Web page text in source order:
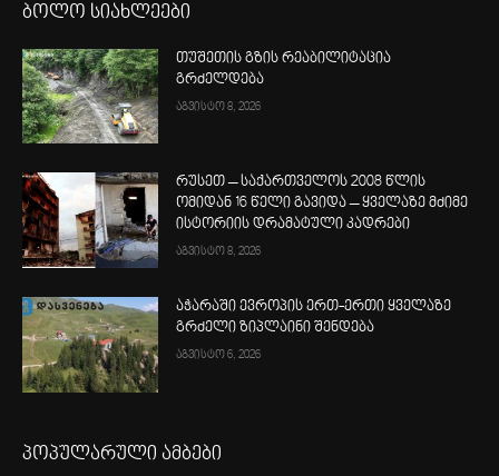
ბოლო სიახლეები
თუშეთის გზის რეაბილიტაცია
გრძელდება
აგვისტო 8, 2026
რუსეთ – საქართველოს 2008 წლის
ომიდან 16 წელი გავიდა – ყველაზე მძიმე
ისტორიის დრამატული კადრები
აგვისტო 8, 2026
აჭარაში ევროპის ერთ-ერთი ყველაზე
გრძელი ზიპლაინი შენდება
აგვისტო 6, 2026
პოპულარული ამბები